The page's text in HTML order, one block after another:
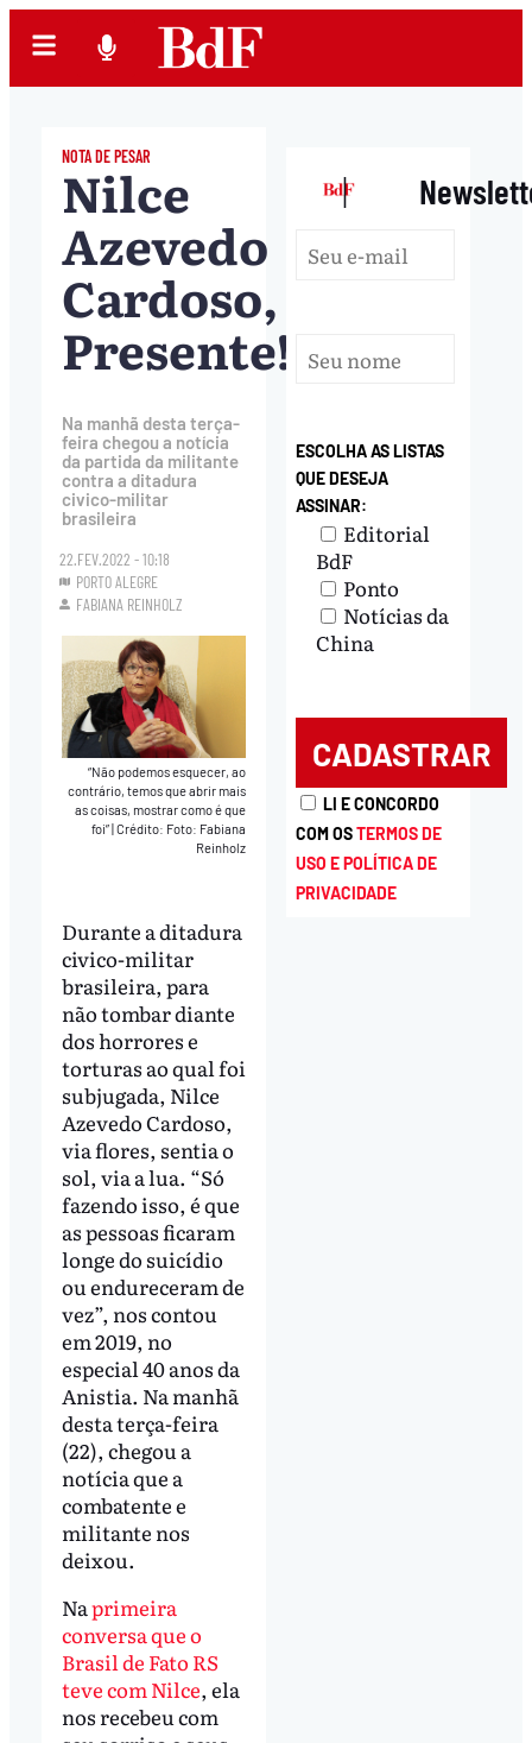
NOTA DE PESAR
Nilce
Azevedo
Cardoso,
Presente!
Na manhã desta terça-
feira chegou a notícia
da partida da militante
contra a ditadura
civico-militar
brasileira
22.FEV.2022 - 10:18
PORTO ALEGRE
FABIANA REINHOLZ
“Não podemos esquecer, ao
contrário, temos que abrir mais
as coisas, mostrar como é que
foi”|Crédito: Foto: Fabiana
Reinholz
Durante a ditadura
civico-militar
brasileira, para
não tombar diante
dos horrores e
torturas ao qual foi
subjugada, Nilce
Azevedo Cardoso,
via flores, sentia o
sol, via a lua. “Só
fazendo isso, é que
as pessoas ficaram
longe do suicídio
ou endureceram de
vez”, nos contou
em 2019, no
especial 40 anos da
Anistia. Na manhã
desta terça-feira
(22), chegou a
notícia que a
combatente e
militante nos
deixou.
Naprimeira
conversa que o
Brasil de Fato RS
teve com Nilce, ela
nos recebeu com
|
ESCOLHA AS LISTAS
QUE DESEJA
ASSINAR:
Editorial
BdF
Ponto
Notícias da
China
LI E CONCORDO
COM OSTERMOS DE
USO E POLÍTICA DE
PRIVACIDADE